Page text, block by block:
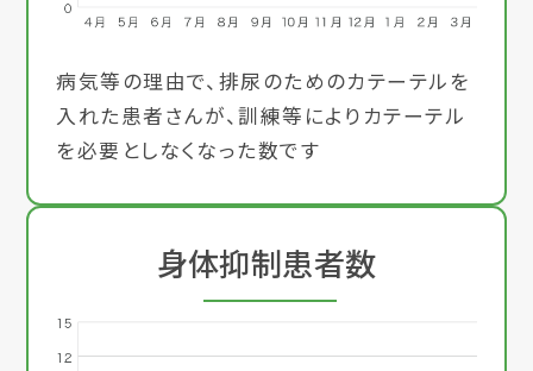
病気等の理由で、排尿のためのカテーテルを
入れた患者さんが、訓練等によりカテーテル
を必要としなくなった数です
身体抑制患者数